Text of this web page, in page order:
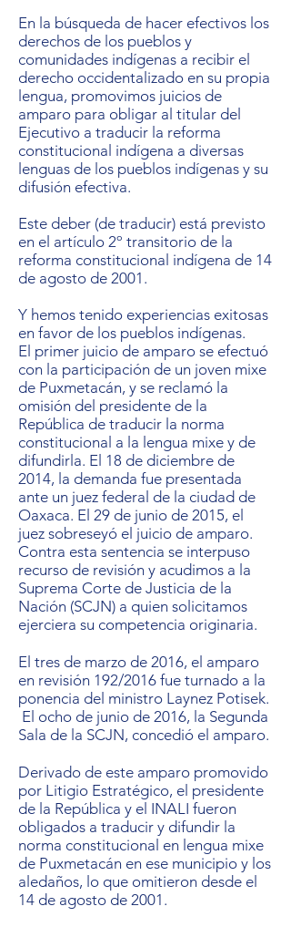
En la búsqueda de hacer efectivos los
derechos de los pueblos y
comunidades indígenas a recibir el
derecho occidentalizado en su propia
lengua, promovimos juicios de
amparo para obligar al titular del
Ejecutivo a traducir la reforma
constitucional indígena a diversas
lenguas de los pueblos indígenas y su
difusión efectiva.
Este deber (de traducir) está previsto
en el artículo 2º transitorio de la
reforma constitucional indígena de 14
de agosto de 2001.
Y hemos tenido experiencias exitosas
en favor de los pueblos indígenas.
El primer juicio de amparo se efectuó
con la participación de un joven mixe
de Puxmetacán, y se reclamó la
omisión del presidente de la
República de traducir la norma
constitucional a la lengua mixe y de
difundirla. El 18 de diciembre de
2014, la demanda fue presentada
ante un juez federal de la ciudad de
Oaxaca. El 29 de junio de 2015, el
juez sobreseyó el juicio de amparo.
Contra esta sentencia se interpuso
recurso de revisión y acudimos a la
Suprema Corte de Justicia de la
Nación (SCJN) a quien solicitamos
ejerciera su competencia originaria.
El tres de marzo de 2016, el amparo
en revisión 192/2016 fue turnado a la
ponencia del ministro Laynez Potisek.
El ocho de junio de 2016, la Segunda
Sala de la SCJN, concedió el amparo.
Derivado de este amparo promovido
por Litigio Estratégico, el presidente
de la República y el INALI fueron
obligados a traducir y difundir la
norma constitucional en lengua mixe
de Puxmetacán en ese municipio y los
aledaños, lo que omitieron desde el
14 de agosto de 2001.